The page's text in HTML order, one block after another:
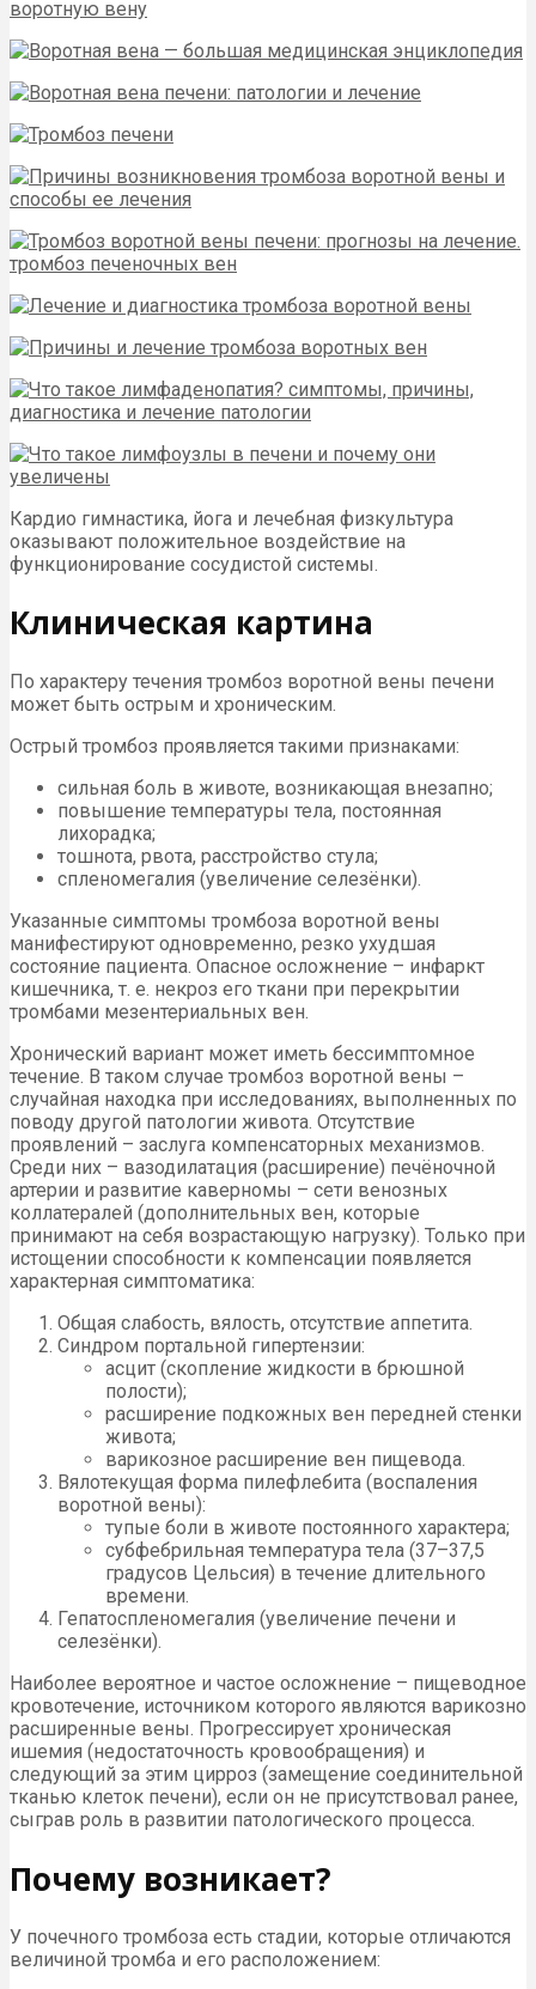
Кардио гимнастика, йога и лечебная физкультура
оказывают положительное воздействие на
функционирование сосудистой системы.
Клиническая картина
По характеру течения тромбоз воротной вены печени
может быть острым и хроническим.
Острый тромбоз проявляется такими признаками:
сильная боль в животе, возникающая внезапно;
повышение температуры тела, постоянная
лихорадка;
тошнота, рвота, расстройство стула;
спленомегалия (увеличение селезёнки).
Указанные симптомы тромбоза воротной вены
манифестируют одновременно, резко ухудшая
состояние пациента. Опасное осложнение – инфаркт
кишечника, т. е. некроз его ткани при перекрытии
тромбами мезентериальных вен.
Хронический вариант может иметь бессимптомное
течение. В таком случае тромбоз воротной вены –
случайная находка при исследованиях, выполненных по
поводу другой патологии живота. Отсутствие
проявлений – заслуга компенсаторных механизмов.
Среди них – вазодилатация (расширение) печёночной
артерии и развитие каверномы – сети венозных
коллатералей (дополнительных вен, которые
принимают на себя возрастающую нагрузку). Только при
истощении способности к компенсации появляется
характерная симптоматика:
Общая слабость, вялость, отсутствие аппетита.
Синдром портальной гипертензии:
асцит (скопление жидкости в брюшной
полости);
расширение подкожных вен передней стенки
живота;
варикозное расширение вен пищевода.
Вялотекущая форма пилефлебита (воспаления
воротной вены):
тупые боли в животе постоянного характера;
субфебрильная температура тела (37–37,5
градусов Цельсия) в течение длительного
времени.
Гепатоспленомегалия (увеличение печени и
селезёнки).
Наиболее вероятное и частое осложнение – пищеводное
кровотечение, источником которого являются варикозно
расширенные вены. Прогрессирует хроническая
ишемия (недостаточность кровообращения) и
следующий за этим цирроз (замещение соединительной
тканью клеток печени), если он не присутствовал ранее,
сыграв роль в развитии патологического процесса.
Почему возникает?
У почечного тромбоза есть стадии, которые отличаются
величиной тромба и его расположением: